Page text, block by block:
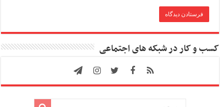
کسب و کار در شبکه های اجتماعی